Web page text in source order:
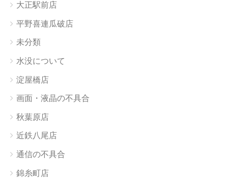
大正駅前店
平野喜連瓜破店
未分類
水没について
淀屋橋店
画面・液晶の不具合
秋葉原店
近鉄八尾店
通信の不具合
錦糸町店